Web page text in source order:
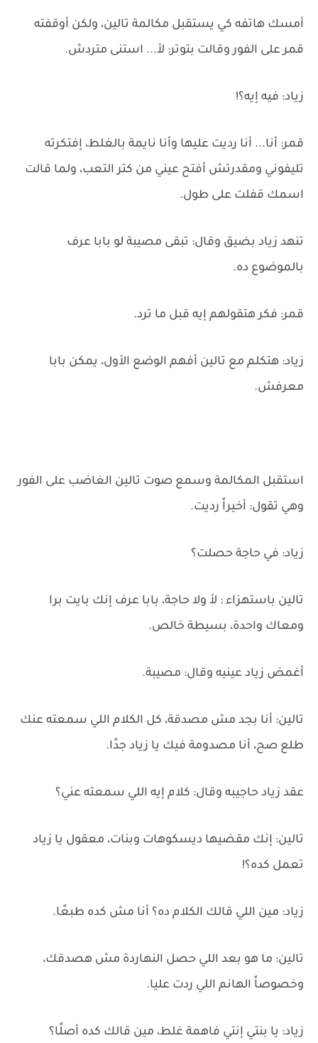
أمسك هاتفه كي يستقبل مكالمة تالين، ولكن أوقفته
قمر على الفور وقالت بتوتر: لأ... استنى متردش.
زياد: فيه إيه؟!
قمر: أنا... أنا رديت عليها وأنا نايمة بالغلط، إفتكرته
تليفوني ومقدرتش أفتح عيني من كتر التعب، ولما قالت
اسمك قفلت على طول.
تنهد زياد بضيق وقال: تبقى مصيبة لو بابا عرف
بالموضوع ده.
قمر: فكر هتقولهم إيه قبل ما ترد.
زياد: هتكلم مع تالين أفهم الوضع الأول، يمكن بابا
معرفش.
استقبل المكالمة وسمع صوت تالين الغاضب على الفور
وهي تقول: أخيراً رديت.
زياد: في حاجة حصلت؟
تالين باستهزاء : لأ ولا حاجة، بابا عرف إنك بايت برا
ومعاك واحدة، بسيطة خالص.
أغمض زياد عينيه وقال: مصيبة.
تالين: أنا بجد مش مصدقة، كل الكلام اللي سمعته عنك
طلع صح، أنا مصدومة فيك يا زياد جدًا.
عقد زياد حاجيبه وقال: كلام إيه اللي سمعته عني؟
تالين: إنك مقضيها ديسكوهات وبنات، معقول يا زياد
تعمل كده؟!
زياد: مين اللي قالك الكلام ده؟ أنا مش كده طبعًا.
تالين: ما هو بعد اللي حصل النهاردة مش هصدقك،
وخصوصاً الهانم اللي ردت عليا.
زياد: يا بنتي إنتي فاهمة غلط، مين قالك كده أصلًا؟